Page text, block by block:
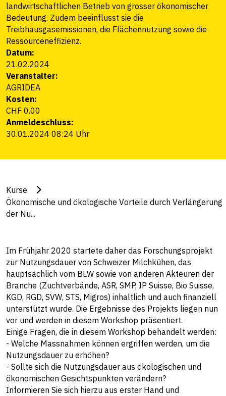
landwirtschaftlichen Betrieb von grosser ökonomischer
Bedeutung. Zudem beeinflusst sie die
Treibhausgasemissionen, die Flächennutzung sowie die
Ressourceneffizienz.
Datum:
21.02.2024
Veranstalter:
AGRIDEA
Kosten:
CHF 0.00
Anmeldeschluss:
30.01.2024 08:24 Uhr
Kurse
Ökonomische und ökologische Vorteile durch Verlängerung
der Nu...
Im Frühjahr 2020 startete daher das Forschungsprojekt
zur Nutzungsdauer von Schweizer Milchkühen, das
hauptsächlich vom BLW sowie von anderen Akteuren der
Branche (Zuchtverbände, ASR, SMP, IP Suisse, Bio Suisse,
KGD, RGD, SVW, STS, Migros) inhaltlich und auch finanziell
unterstützt wurde. Die Ergebnisse des Projekts liegen nun
vor und werden in diesem Workshop präsentiert.
Einige Fragen, die in diesem Workshop behandelt werden:
- Welche Massnahmen können ergriffen werden, um die
Nutzungsdauer zu erhöhen?
- Sollte sich die Nutzungsdauer aus ökologischen und
ökonomischen Gesichtspunkten verändern?
Informieren Sie sich hierzu aus erster Hand und